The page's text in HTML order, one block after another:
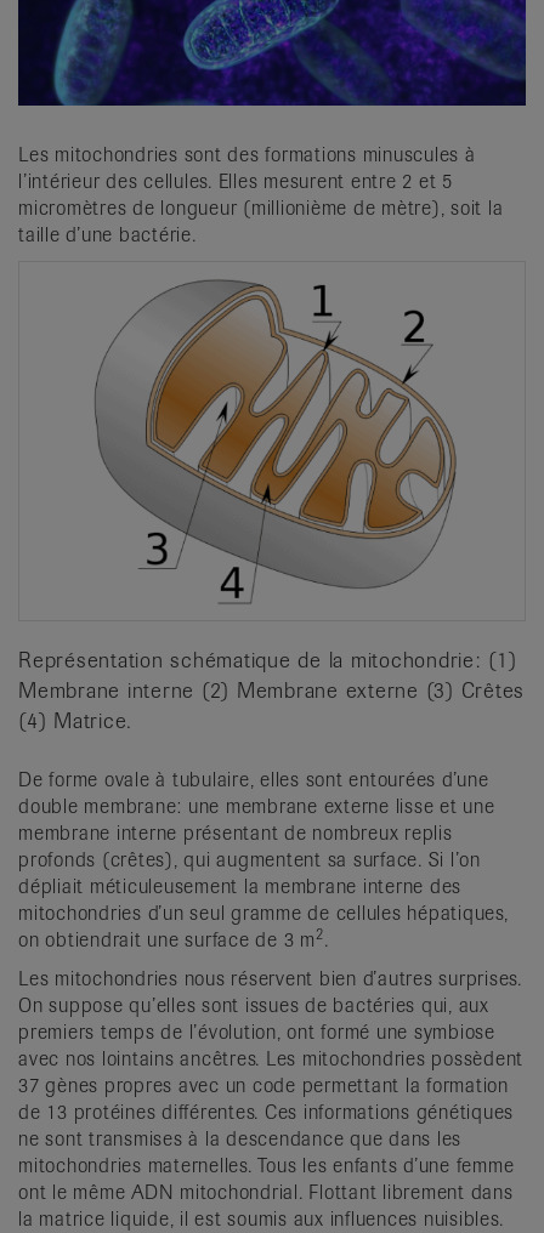
Les mitochondries sont des formations minuscules à
l’intérieur des cellules. Elles mesurent entre 2 et 5
micromètres de longueur (millionième de mètre), soit la
taille d’une bactérie.
Représentation schématique de la mitochondrie: (1)
Membrane interne (2) Membrane externe (3) Crêtes
(4) Matrice.
De forme ovale à tubulaire, elles sont entourées d’une
double membrane: une membrane externe lisse et une
membrane interne présentant de nombreux replis
profonds (crêtes), qui augmentent sa surface. Si l’on
dépliait méticuleusement la membrane interne des
mitochondries d’un seul gramme de cellules hépatiques,
on obtiendrait une surface de 3 m 2.
Les mitochondries nous réservent bien d’autres surprises.
On suppose qu’elles sont issues de bactéries qui, aux
premiers temps de l’évolution, ont formé une symbiose
avec nos lointains ancêtres. Les mitochondries possèdent
37 gènes propres avec un code permettant la formation
de 13 protéines différentes. Ces informations génétiques
ne sont transmises à la descendance que dans les
mitochondries maternelles. Tous les enfants d’une femme
ont le même ADN mitochondrial. Flottant librement dans
la matrice liquide, il est soumis aux influences nuisibles.